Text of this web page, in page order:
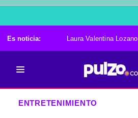
Es noticia: Laura Valentina Lozano
ENTRETENIMIENTO